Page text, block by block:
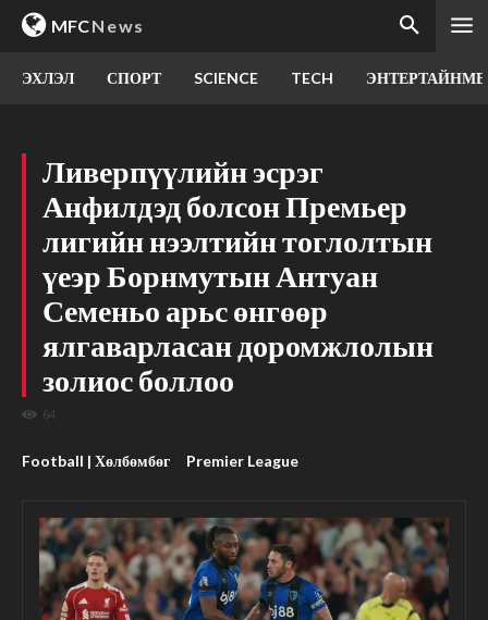
MFCNews
ЭХЛЭЛ СПОРТ SCIENCE TECH
Ливерпүүлийн эсрэг
Анфилдэд болсон Премьер
лигийн нээлтийн тоглолтын
үеэр Борнмутын Антуан
Семеньо арьс өнгөөр
ялгаварласан доромжлолын
золиос боллоо
64
Football | Хөлбөмбөг Premier League